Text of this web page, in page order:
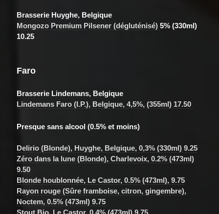
Brasserie Huyghe, Belgique
Mongozo Premium Pilsener (dégluténisé)5% (330ml)
10.25
Faro
Brasserie Lindemans, Belgique
Lindemans Faro (I.P.), Belgique, 4,5%, (355ml) 17.50
Presque sans alcool (0.5% et moins)
Delirio (Blonde), Huyghe, Belgique, 0,3% (330ml) 9.25
Zéro dans la lune (Blonde), Charlevoix, 0.2% (473ml)
9.50
Blonde houblonnée, Le Castor, 0.5% (473ml), 9.75
Rayon rouge (Sûre framboise, citron, gingembre),
Noctem, 0.5% (473ml) 9.75
Stout Bio, Le Castor, 0,4% (473ml) 9.75